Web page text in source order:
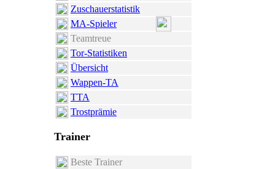
Zuschauerstatistik
MA-Spieler
Teamtreue
Tor-Statistiken
Übersicht
Wappen-TA
TTA
Trostprämie
Trainer
Beste Trainer